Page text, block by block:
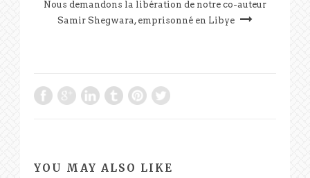
Nous demandons la libération de notre co-auteur
Samir Shegwara, emprisonné en Libye
YOU MAY ALSO LIKE